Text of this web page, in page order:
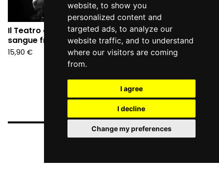
website, to show you
personalized content and
targeted ads, to analyze our
website traffic, and to understand
where our visitors are coming
from.
I agree
I decline
Change my preferences
Il Teatro degli Orrori - A
sangue freddo (CD)
15,90 €